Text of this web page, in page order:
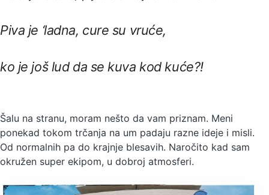
Piva je ‘ladna, cure su vruće,
ko je još lud da se kuva kod kuće?!
Šalu na stranu, moram nešto da vam priznam. Meni
ponekad tokom trčanja na um padaju razne ideje i misli.
Od normalnih pa do krajnje blesavih. Naročito kad sam
okružen super ekipom, u dobroj atmosferi.